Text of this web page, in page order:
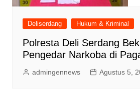
Deliserdang Hukum & Kriminal
Polresta Deli Serdang
Pengedar Narkoba di
admingennews Agustus 5,